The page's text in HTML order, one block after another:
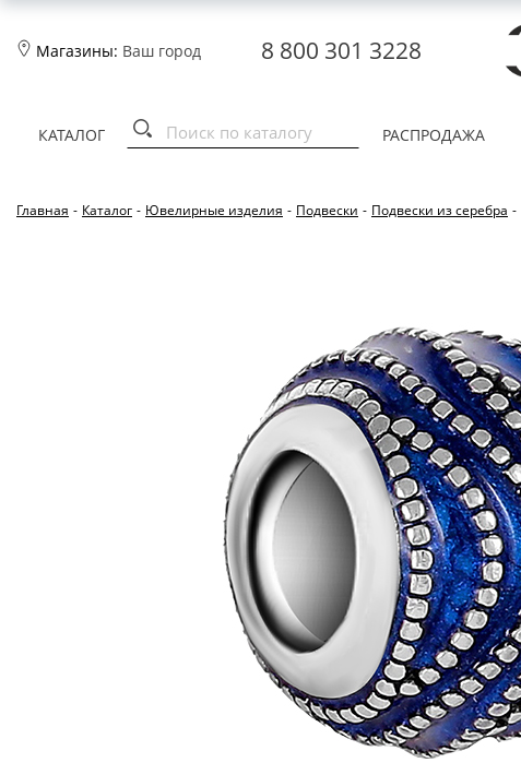
Магазины: Ваш город 8 800 301 3228
КАТАЛОГ РАСПРОДАЖА
Главная - Каталог - Ювелирные изделия - Подвески - Подвески из серебра -